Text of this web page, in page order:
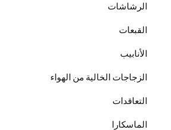
الرشاشات
القبعات
الأنابيب
الزجاجات الخالية من الهواء
التعاقدات
الماسكارا